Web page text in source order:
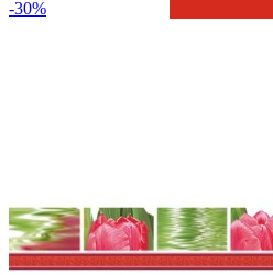
Ширина7 см
Длина50 см
Свойства
НазначениеВанная комната
-30%